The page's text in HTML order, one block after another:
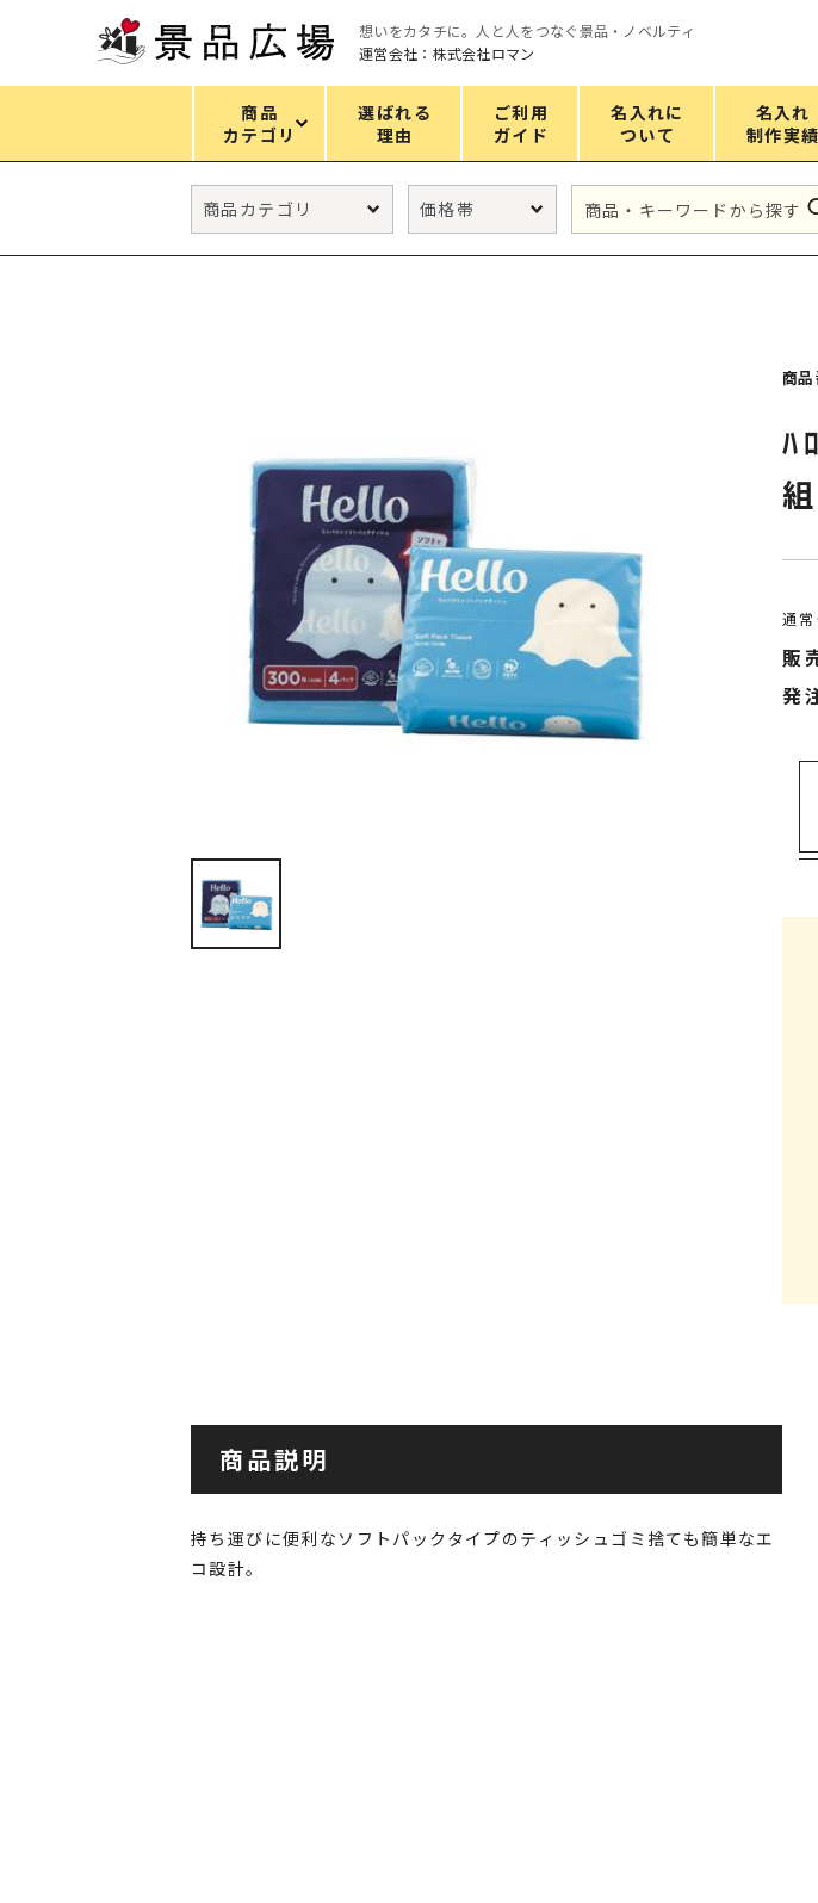
想いをカタチに。人と人をつなぐ景品・ノベルティ
運営会社：株式会社ロマン
商品
カテゴリ
選ばれる
理由
ご利用
ガイド
名入れに
ついて
名入れ
制作実績
カテゴリ
防災・防犯グッズ
ファッション雑貨
ティッシュ・ロール
ペン・筆記用具 傘・レイングッズ
ステーショナリー
生活雑貨・便利グッズ バッグ&ポーチ
衛生用品特集 キャラクター雑貨
商
ﾊ
組
通常
販
発
商品説明
持ち運びに便利なソフトパックタイプのティッシュゴミ捨ても簡単なエ
コ設計。